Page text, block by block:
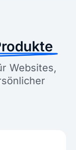
Websites,